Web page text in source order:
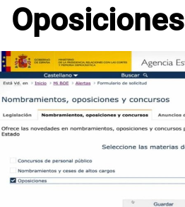
Oposiciones